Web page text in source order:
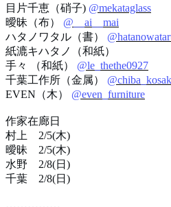
目片千恵（硝子) @mekataglass
曖昧（布）
@__ai__mai
ハタノワタル（書）
紙漉キハタノ（和紙）
手々 （和紙）
@le_thethe0927
千葉工作所（金属）
EVEN （木） @even_furniture
作家在廊日
村上 2/5(木)
曖昧 2/5(木)
水野 2/8(日 )
千葉 2/8(日 )
……………